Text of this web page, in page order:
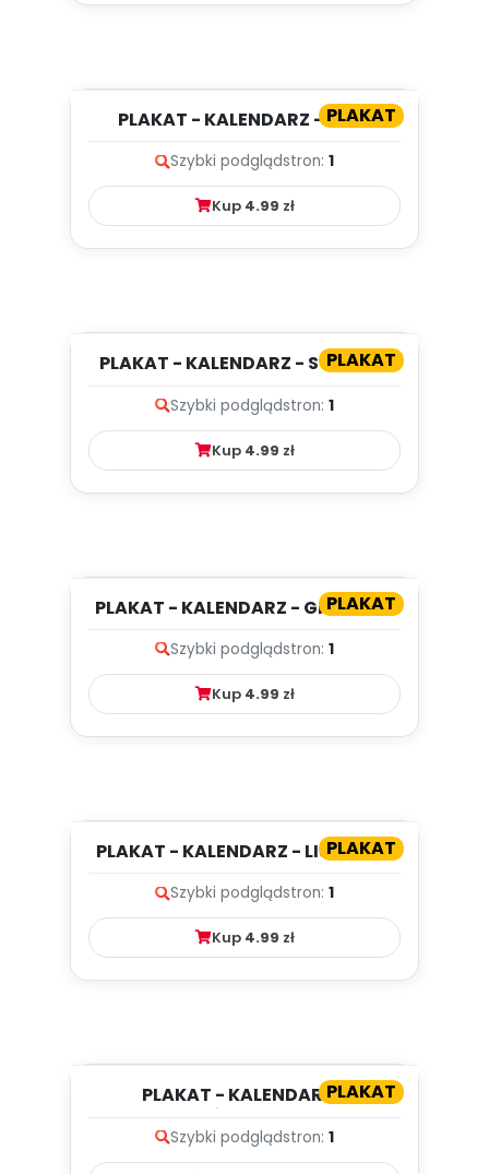
PLAKAT
PLAKAT - KALENDARZ - LUTY
Szybki podglądstron: 1
Kup 4.99 zł
PLAKAT
PLAKAT - KALENDARZ - STYCZEŃ
Szybki podglądstron: 1
Kup 4.99 zł
PLAKAT
PLAKAT - KALENDARZ - GRUDZIEŃ
Szybki podglądstron: 1
Kup 4.99 zł
PLAKAT
PLAKAT - KALENDARZ - LISTOPAD
Szybki podglądstron: 1
Kup 4.99 zł
PLAKAT
PLAKAT - KALENDARZ -
Szybki podglądstron: 1